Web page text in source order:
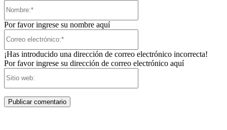
Por favor ingrese su nombre aquí
¡Has introducido una dirección de correo electrónico incorrecta!
Por favor ingrese su dirección de correo electrónico aquí